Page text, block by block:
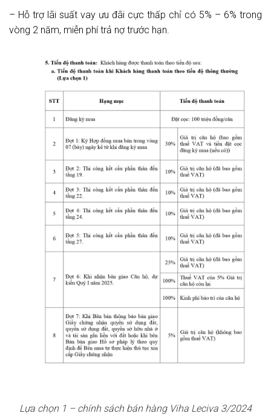
– Hỗ trợ lãi suất vay ưu đãi cực thấp chỉ có 5% – 6% trong
vòng 2 năm, miễn phí trả nợ trước hạn.
Lựa chọn 1 – chính sách bán hàng Viha Leciva 3/2024